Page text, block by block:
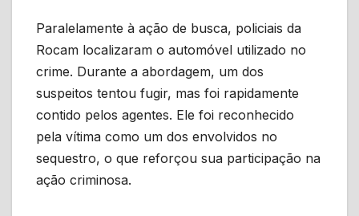
Paralelamente à ação de busca, policiais da
Rocam localizaram o automóvel utilizado no
crime. Durante a abordagem, um dos
suspeitos tentou fugir, mas foi rapidamente
contido pelos agentes. Ele foi reconhecido
pela vítima como um dos envolvidos no
sequestro, o que reforçou sua participação na
ação criminosa.